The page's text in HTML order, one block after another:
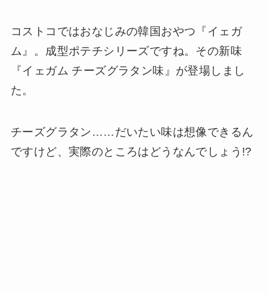
コストコではおなじみの韓国おやつ『イェガ
ム』。成型ポテチシリーズですね。その新味
『イェガム チーズグラタン味』が登場しまし
た。
チーズグラタン……だいたい味は想像できるん
ですけど、実際のところはどうなんでしょう!?